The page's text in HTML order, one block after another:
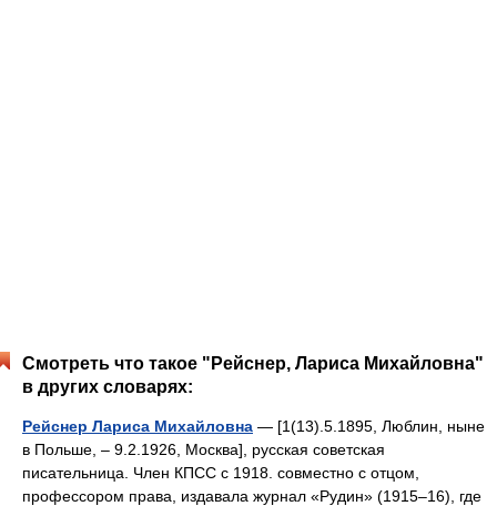
Смотреть что такое "Рейснер, Лариса Михайловна"
в других словарях:
Рейснер Лариса Михайловна — [1(13).5.1895, Люблин, ныне
в Польше, ‒ 9.2.1926, Москва], русская советская
писательница. Член КПСС с 1918. совместно с отцом,
профессором права, издавала журнал «Рудин» (1915‒16), где